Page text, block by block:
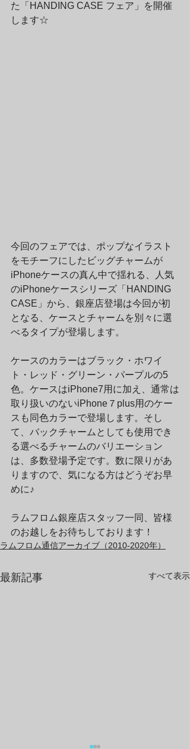
た「HANDING CASE フェア」を開催
します☆
今回のフェアでは、ポップなイラスト
をモチーフにしたビッグチャームが
iPhoneケースの真ん中で揺れる、人気
のiPhoneケースシリーズ「HANDING
CASE」から、銀座店登場は今回が初
となる、ケースとチャームを別々に選
べるタイプが登場します。
ケースのカラーはブラック・ホワイ
ト・レッド・グリーン・パープルの5
色。ケースはiPhone7用に加え、通常は
取り扱いのないiPhone７plus用のケー
スも同色カラーで登場します。そし
て、バックチャームとしても使用でき
る選べるチャームのバリエーション
は、多数登場予定です。数に限りがあ
りますので、気になる方はどうぞお早
めに♪
ラムフロム銀座店スタッフ一同、皆様
のお越しをお待ちしております！
ラムフロム通信アーカイブ（2010-2020年）
最新記事 すべて表示